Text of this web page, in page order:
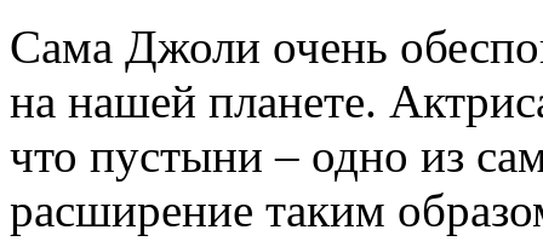
Сама Джоли очень
на нашей планете.
что пустыни – одно из
расширение таким